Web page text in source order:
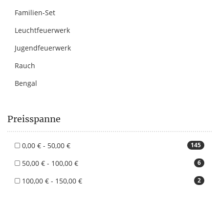
Familien-Set
Leuchtfeuerwerk
Jugendfeuerwerk
Rauch
Bengal
Preisspanne
145
0,00 € - 50,00 €
6
50,00 € - 100,00 €
2
100,00 € - 150,00 €